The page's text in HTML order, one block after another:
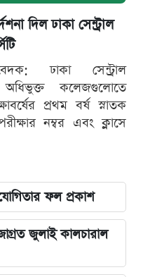
দিল ঢাকা সেন্ট্রাল
ঢাকা সেন্ট্রাল
অধিভুক্ত কলেজগুলোতে
প্রথম বর্ষ স্নাতক
নম্বর এবং ক্লাসে
ফল প্রকাশ
জুলাই কালচারাল